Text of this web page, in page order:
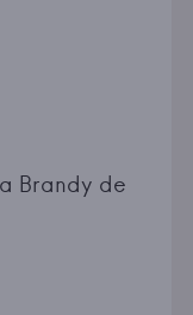
Brandy de